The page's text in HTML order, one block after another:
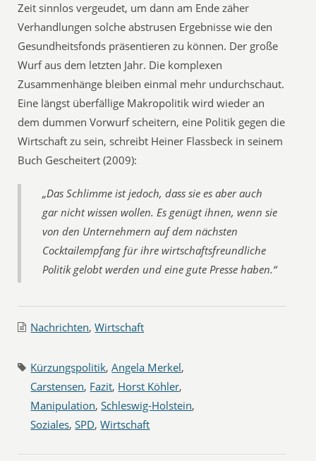
Zeit sinnlos vergeudet, um dann am Ende zäher
Verhandlungen solche abstrusen Ergebnisse wie den
Gesundheitsfonds präsentieren zu können. Der große
Wurf aus dem letzten Jahr. Die komplexen
Zusammenhänge bleiben einmal mehr undurchschaut.
Eine längst überfällige Makropolitik wird wieder an
dem dummen Vorwurf scheitern, eine Politik gegen die
Wirtschaft zu sein, schreibt Heiner Flassbeck in seinem
Buch Gescheitert (2009):
„Das Schlimme ist jedoch, dass sie es aber auch
gar nicht wissen wollen. Es genügt ihnen, wenn sie
von den Unternehmern auf dem nächsten
Cocktailempfang für ihre wirtschaftsfreundliche
Politik gelobt werden und eine gute Presse haben.“
Nachrichten,Wirtschaft
Kürzungspolitik,Angela Merkel,
Carstensen, Fazit, Horst Köhler,
Manipulation,Schleswig-Holstein,
Soziales,SPD,Wirtschaft